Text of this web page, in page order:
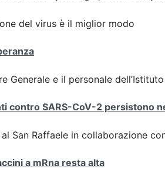
del virus è il miglior modo
Generale e il personale dell’Istituto
contro SARS-CoV-2 persistono
San Raffaele in collaborazione
a mRna resta alta